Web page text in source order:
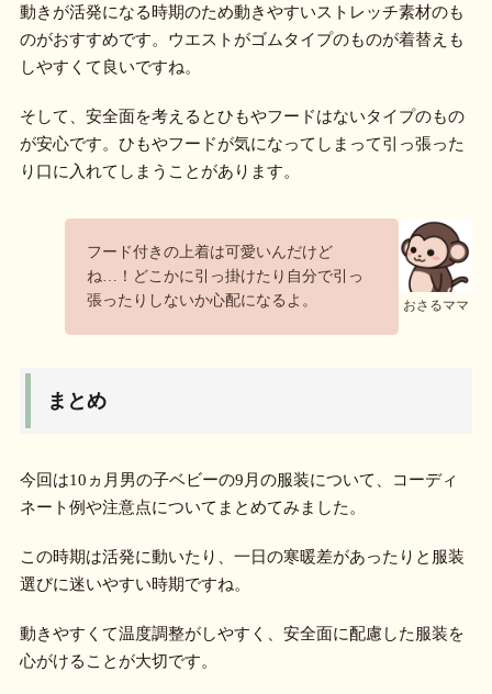
動きが活発になる時期のため動きやすいストレッチ素材のも
のがおすすめです。ウエストがゴムタイプのものが着替えも
しやすくて良いですね。
そして、安全面を考えるとひもやフードはないタイプのもの
が安心です。ひもやフードが気になってしまって引っ張った
り口に入れてしまうことがあります。
おさるママ
フード付きの上着は可愛いんだけど
ね…！どこかに引っ掛けたり自分で引っ
張ったりしないか心配になるよ。
まとめ
今回は10ヵ月男の子ベビーの9月の服装について、コーディ
ネート例や注意点についてまとめてみました。
この時期は活発に動いたり、一日の寒暖差があったりと服装
選びに迷いやすい時期ですね。
動きやすくて温度調整がしやすく、安全面に配慮した服装を
心がけることが大切です。